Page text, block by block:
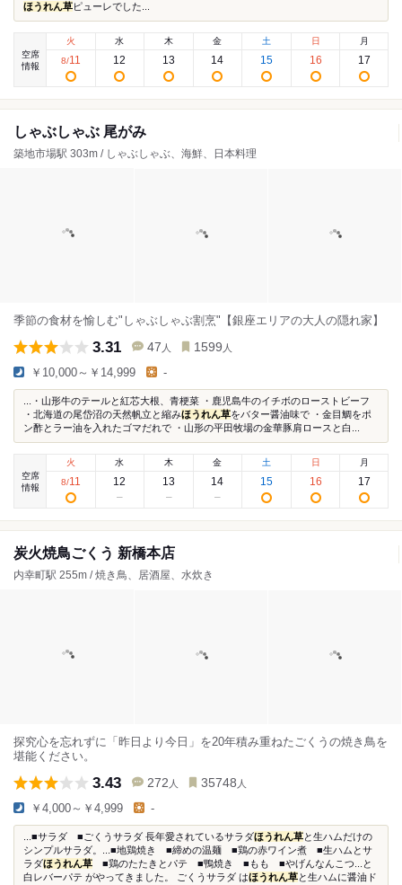
ほうれん草ピューレでした...
空席
情報
火
8/11
水
12
木
13
金
14
土
15
日
16
月
17
しゃぶしゃぶ 尾がみ
築地市場駅 303m / しゃぶしゃぶ、海鮮、日本料理
季節の食材を愉しむ"しゃぶしゃぶ割烹"【銀座エリアの大人の隠れ家】
3.31 47 人 1599 人
￥10,000～￥14,999 -
...・山形牛のテールと紅芯大根、青梗菜 ・鹿児島牛のイチボのローストビーフ
・北海道の尾岱沼の天然帆立と縮みほうれん草をバター醤油味で ・金目鯛をポ
ン酢とラー油を入れたゴマだれで ・山形の平田牧場の金華豚肩ロースと白...
空席
情報
火
8/11
水
12
木
13
金
14
土
15
日
16
月
17
炭火焼鳥ごくう 新橋本店
内幸町駅 255m / 焼き鳥、居酒屋、水炊き
探究心を忘れずに「昨日より今日」を20年積み重ねたごくうの焼き鳥を
堪能ください。
3.43 272 人 35748 人
￥4,000～￥4,999 -
...■サラダ ■ごくうサラダ 長年愛されているサラダほうれん草と生ハムだけの
シンプルサラダ。...■地鶏焼き ■締めの温麺 ■鶏の赤ワイン煮 ■生ハムとサ
ラダほうれん草 ■鶏のたたきとパテ ■鴨焼き ■もも ■やげんなんこつ...と
白レバーパテ がやってきました。 ごくうサラダ はほうれん草と生ハムに醤油ド